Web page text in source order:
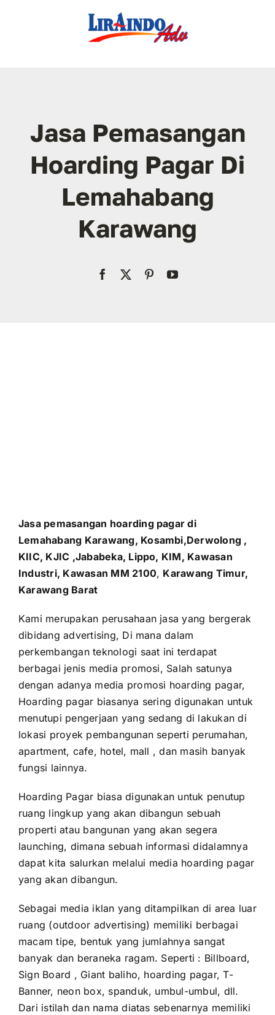
Jasa Pemasangan
Hoarding Pagar Di
Lemahabang
Karawang
Jasa pemasangan hoarding pagar di
Lemahabang Karawang, Kosambi,Derwolong ,
KIIC, KJIC ,Jababeka, Lippo, KIM, Kawasan
Industri, Kawasan MM 2100, Karawang Timur,
Karawang Barat
Kami merupakan perusahaan jasa yang bergerak
dibidang advertising, Di mana dalam
perkembangan teknologi saat ini terdapat
berbagai jenis media promosi, Salah satunya
dengan adanya media promosi hoarding pagar,
Hoarding pagar biasanya sering digunakan untuk
menutupi pengerjaan yang sedang di lakukan di
lokasi proyek pembangunan seperti perumahan,
apartment, cafe, hotel, mall , dan masih banyak
fungsi lainnya.
Hoarding Pagar biasa digunakan untuk penutup
ruang lingkup yang akan dibangun sebuah
properti atau bangunan yang akan segera
launching, dimana sebuah informasi didalamnya
dapat kita salurkan melalui media hoarding pagar
yang akan dibangun.
Sebagai media iklan yang ditampilkan di area luar
ruang (outdoor advertising) memiliki berbagai
macam tipe, bentuk yang jumlahnya sangat
banyak dan beraneka ragam. Seperti : Billboard,
Sign Board , Giant baliho, hoarding pagar, T-
Banner, neon box, spanduk, umbul-umbul, dll.
Dari istilah dan nama diatas sebenarnya memiliki